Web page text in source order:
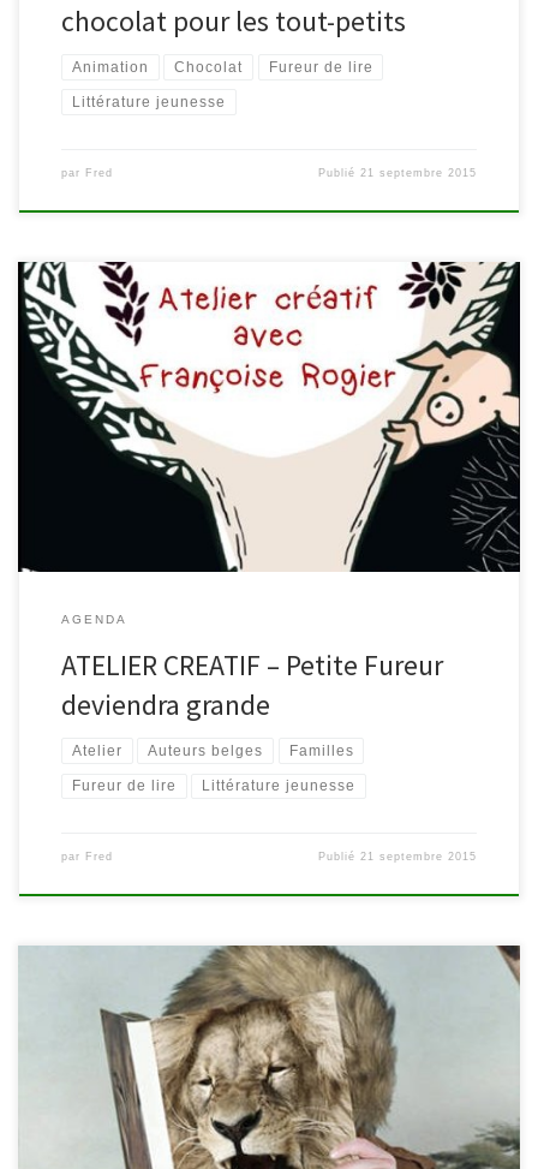
chocolat pour les tout-petits
Animation Chocolat Fureur de lire
Littérature jeunesse
par Fred Publié21 septembre 2015
Rejoignez la bibliothèque de Malmedy le mercredi 7 octobre à
14h pour participer à un atelier plastique animé par
l’auteure/illustratrice belge Françoise Rogier et Laurence
Nobécourt des éditions A pas de loups. Au départ de l’album Un
tour de cochons, vous découvrirez l’univers de l’illustratrice et
celui de l’éditrice grâce […]
AGENDA
ATELIER CREATIF – Petite Fureur
deviendra grande
Atelier Auteurs belges Familles
Fureur de lire Littérature jeunesse
par Fred Publié21 septembre 2015
Du 7 au 11 octobre 2015, participez à la Fureur de Lire qui se
déroule partout en Wallonie et à Bruxelles sur le thème du «
pouvoir de la lecture ». Zoom particulier sur ce qui se passe à
Waimes et Malmedy. L’OPERATION Emotions, découvertes,
réflexions… Le livre révèle sa puissance […]